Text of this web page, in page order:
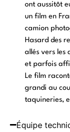
ont aussitôt
un film en
camion
Hasard des
allés vers les
et parfois
Le film
grandi au
taquineries,
Équipe